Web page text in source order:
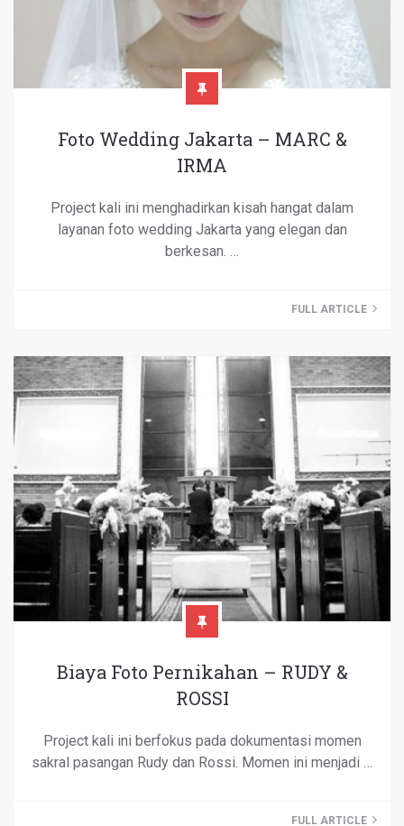
Foto Wedding Jakarta – MARC &
IRMA
Project kali ini menghadirkan kisah hangat dalam
layanan foto wedding Jakarta yang elegan dan
berkesan. …
FULL ARTICLE
Biaya Foto Pernikahan – RUDY &
ROSSI
Project kali ini berfokus pada dokumentasi momen
sakral pasangan Rudy dan Rossi. Momen ini menjadi …
FULL ARTICLE